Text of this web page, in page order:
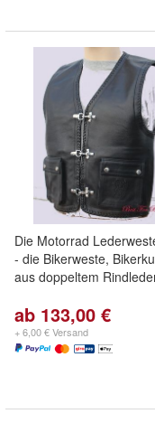
Die Motorrad
- die Bikerweste,
aus doppeltem
ab 133,00 €
+ 6,00 € Versand